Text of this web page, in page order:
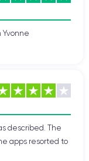
Yvonne
described. The
apps resorted to